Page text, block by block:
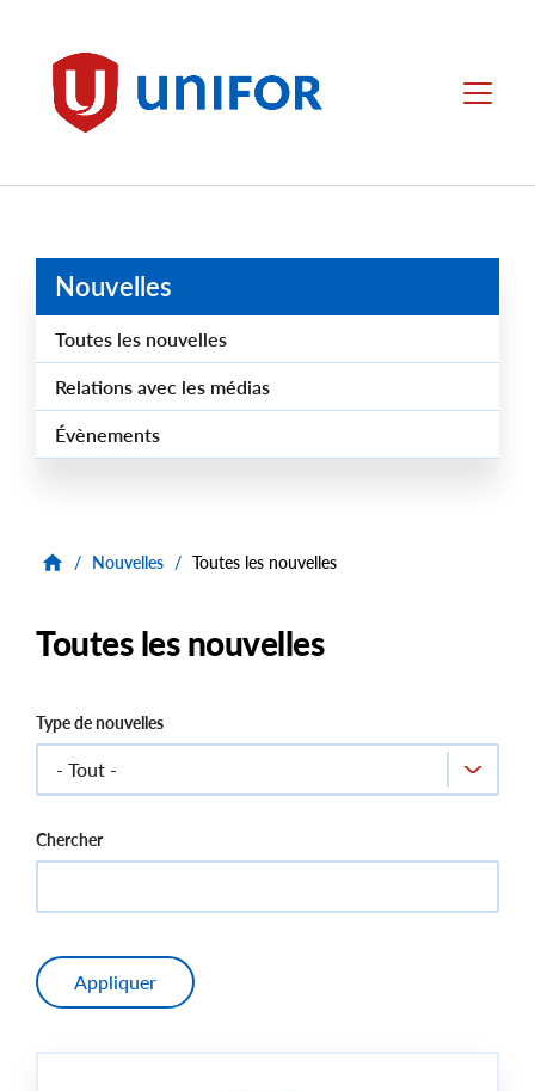
Unifor Menu
Nouvelles
Toutes les nouvelles
Relations avec les médias
Évènements
/ Nouvelles / Toutes les nouvelles
Toutes les nouvelles
Type de nouvelles
Chercher